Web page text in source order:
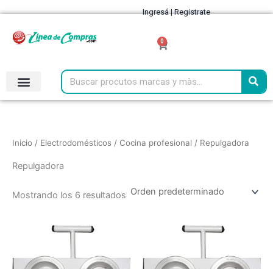
contenido
HASTA 12 CUOTAS FIJAS EN TODOS LOS PRODUCTOS
Ingresá | Registrate
0
Cart
Search
Inicio / Electrodomésticos / Cocina profesional / Repulgadora
Repulgadora
Mostrando los 6 resultados